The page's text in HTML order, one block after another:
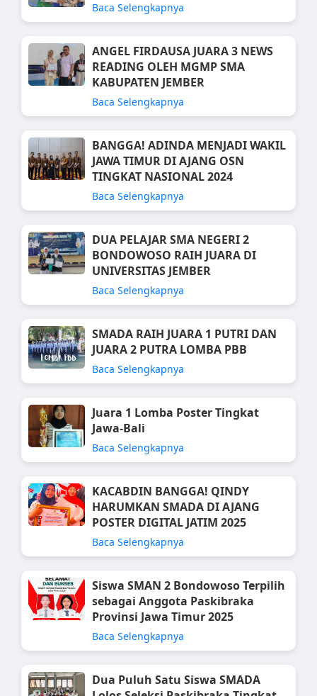
Baca Selengkapnya
ANGEL FIRDAUSA JUARA 3 NEWS
READING OLEH MGMP SMA
KABUPATEN JEMBER
Baca Selengkapnya
BANGGA! ADINDA MENJADI WAKIL
JAWA TIMUR DI AJANG OSN
TINGKAT NASIONAL 2024
Baca Selengkapnya
DUA PELAJAR SMA NEGERI 2
BONDOWOSO RAIH JUARA DI
UNIVERSITAS JEMBER
Baca Selengkapnya
SMADA RAIH JUARA 1 PUTRI DAN
JUARA 2 PUTRA LOMBA PBB
Baca Selengkapnya
Juara 1 Lomba Poster Tingkat
Jawa-Bali
Baca Selengkapnya
KACABDIN BANGGA! QINDY
HARUMKAN SMADA DI AJANG
POSTER DIGITAL JATIM 2025
Baca Selengkapnya
Siswa SMAN 2 Bondowoso Terpilih
sebagai Anggota Paskibraka
Provinsi Jawa Timur 2025
Baca Selengkapnya
Dua Puluh Satu Siswa SMADA